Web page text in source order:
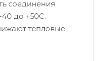
соединения
до +50С.
тепловые